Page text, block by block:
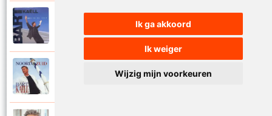
Ik ga akkoord
Ik weiger
Wijzig mijn voorkeuren
Samen in de zon